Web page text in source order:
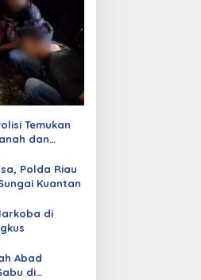
Temukan
dan
Polda Riau
Kuantan
di
Abad
di